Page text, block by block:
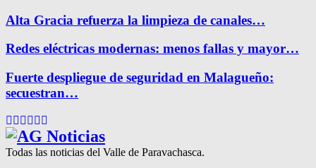
Alta Gracia refuerza la limpieza de canales…
Redes eléctricas modernas: menos fallas y mayor…
Fuerte despliegue de seguridad en Malagueño:
secuestran…
Facebook
Twitter
Instagram
Pinterest
Google
Todas las noticias del Valle de Paravachasca.